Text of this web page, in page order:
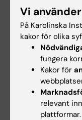
KI:s mediabank
KI mediabank
logotyper och
underlätta
press och
verksamhet.
Vi
På Karolinska
kakor för olika
fungera
Kakor för
relevant
plattformar.